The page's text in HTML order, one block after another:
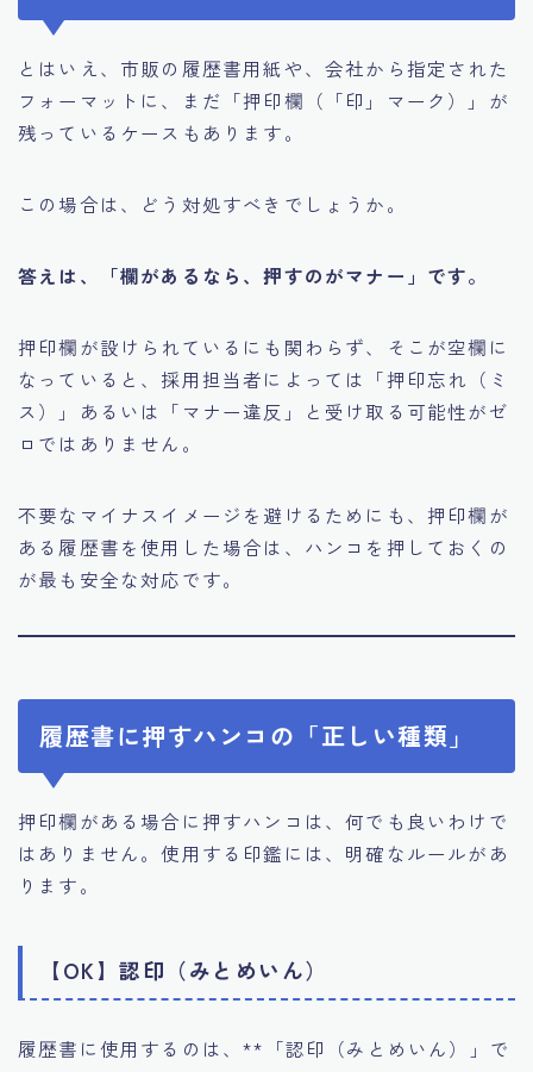
とはいえ、市販の履歴書用紙や、会社から指定された
フォーマットに、まだ「押印欄（「印」マーク）」が
残っているケースもあります。
この場合は、どう対処すべきでしょうか。
答えは、「欄があるなら、押すのがマナー」です。
押印欄が設けられているにも関わらず、そこが空欄に
なっていると、採用担当者によっては「押印忘れ（ミ
ス）」あるいは「マナー違反」と受け取る可能性がゼ
ロではありません。
不要なマイナスイメージを避けるためにも、押印欄が
ある履歴書を使用した場合は、ハンコを押しておくの
が最も安全な対応です。
履歴書に押すハンコの「正しい種類」
押印欄がある場合に押すハンコは、何でも良いわけで
はありません。使用する印鑑には、明確なルールがあ
ります。
【OK】認印（みとめいん）
履歴書に使用するのは、**「認印（みとめいん）」で